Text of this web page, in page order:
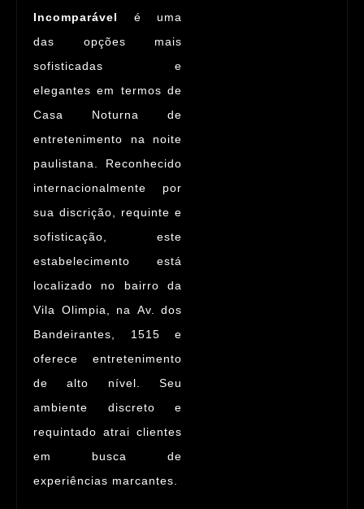
Incomparável
é uma
das opções mais
sofisticadas e
elegantes em termos de
Casa Noturna
de
entretenimento na noite
paulistana. Reconhecido
internacionalmente por
sua discrição, requinte e
sofisticação, este
estabelecimento está
localizado no bairro da
Vila Olimpia , na Av. dos
Bandeirantes, 1515 e
oferece entretenimento
de alto nível. Seu
ambiente discreto e
requintado atrai clientes
em busca de
experiências marcantes.